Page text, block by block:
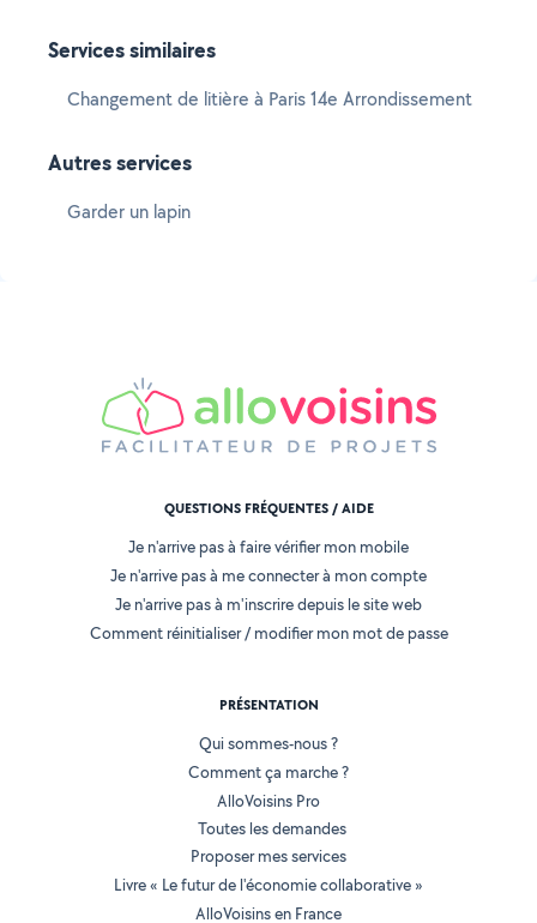
Services similaires
Changement de litière à Paris 14e Arrondissement
Autres services
Garder un lapin
QUESTIONS FRÉQUENTES / AIDE
Je n'arrive pas à faire vérifier mon mobile
Je n'arrive pas à me connecter à mon compte
Je n'arrive pas à m'inscrire depuis le site web
Comment réinitialiser / modifier mon mot de passe
PRÉSENTATION
Qui sommes-nous ?
Comment ça marche ?
AlloVoisins Pro
Toutes les demandes
Proposer mes services
Livre « Le futur de l'économie collaborative »
AlloVoisins en France